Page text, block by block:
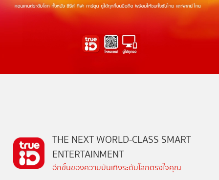
THE NEXT WORLD-CLASS SMART
ENTERTAINMENT
อีกขั้นของความบันเทิงระดับโลกตรงใจคุณ